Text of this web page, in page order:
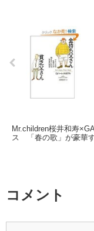
Mr.children桜井和寿
ス 「春の歌」が豪華す
コメント